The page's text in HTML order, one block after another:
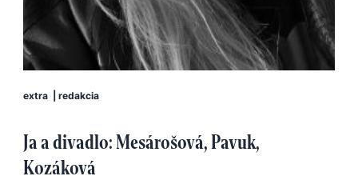
extra redakcia
Ja a divadlo: Mesárošová, Pavuk,
Kozáková